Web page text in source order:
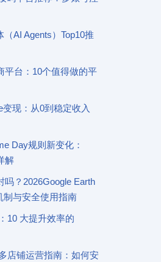
AI Agents）Top10推
平台：10个值得做的平
变现：从0到稳定收入
Day规则新变化：
解
吗？2026Google Earth
制与安全使用指南
10 大提升效率的
店铺运营指南：如何安